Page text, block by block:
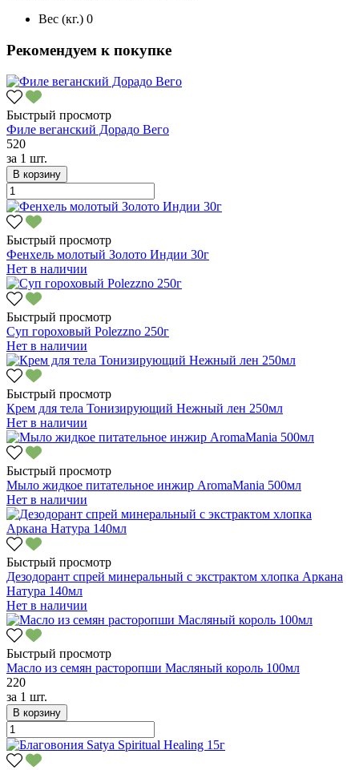
Вес (кг.) 0
Рекомендуем к покупке
Быстрый просмотр
Филе веганский Дорадо Вего
520
за 1 шт.
В корзину
Быстрый просмотр
Фенхель молотый Золото Индии 30г
Нет в наличии
Быстрый просмотр
Суп гороховый Polezzno 250г
Нет в наличии
Быстрый просмотр
Крем для тела Тонизирующий Нежный лен 250мл
Нет в наличии
Быстрый просмотр
Мыло жидкое питательное инжир AromaMania 500мл
Нет в наличии
Быстрый просмотр
Дезодорант спрей минеральный с экстрактом хлопка Аркана
Натура 140мл
Нет в наличии
Быстрый просмотр
Масло из семян расторопши Масляный король 100мл
220
за 1 шт.
В корзину